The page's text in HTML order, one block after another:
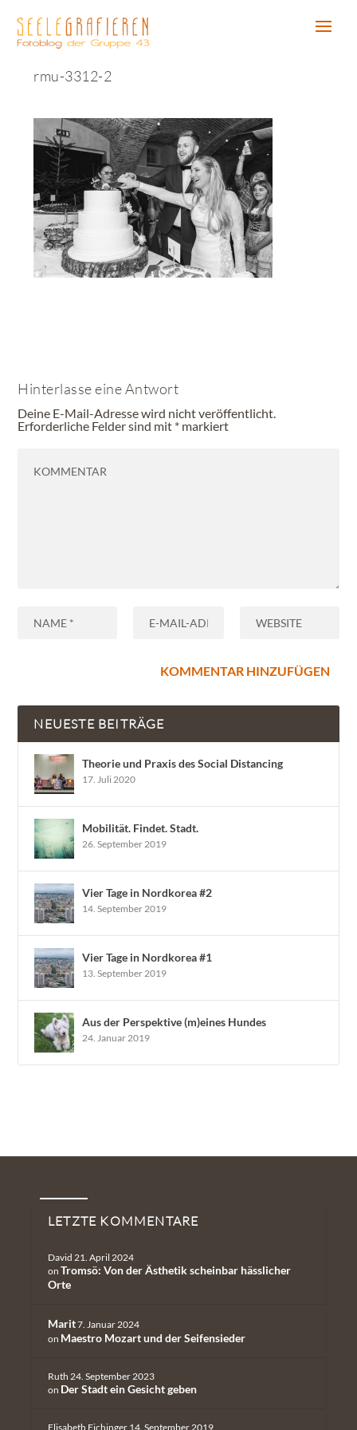
rmu-3312-2
Hinterlasse eine Antwort
Deine E-Mail-Adresse wird nicht veröffentlicht.
Erforderliche Felder sind mit * markiert
NEUESTE BEITRÄGE
Theorie und Praxis des Social Distancing
17. Juli 2020
Mobilität. Findet. Stadt.
26. September 2019
Vier Tage in Nordkorea #2
14. September 2019
Vier Tage in Nordkorea #1
13. September 2019
Aus der Perspektive (m)eines Hundes
24. Januar 2019
Neueste Kommentare
LETZTE KOMMENTARE
David 21. April 2024
on Tromsö: Von der Ästhetik scheinbar hässlicher
Orte
Marit7. Januar 2024
on Maestro Mozart und der Seifensieder
Ruth 24. September 2023
on Der Stadt ein Gesicht geben
Elisabeth Eichinger 14. September 2019